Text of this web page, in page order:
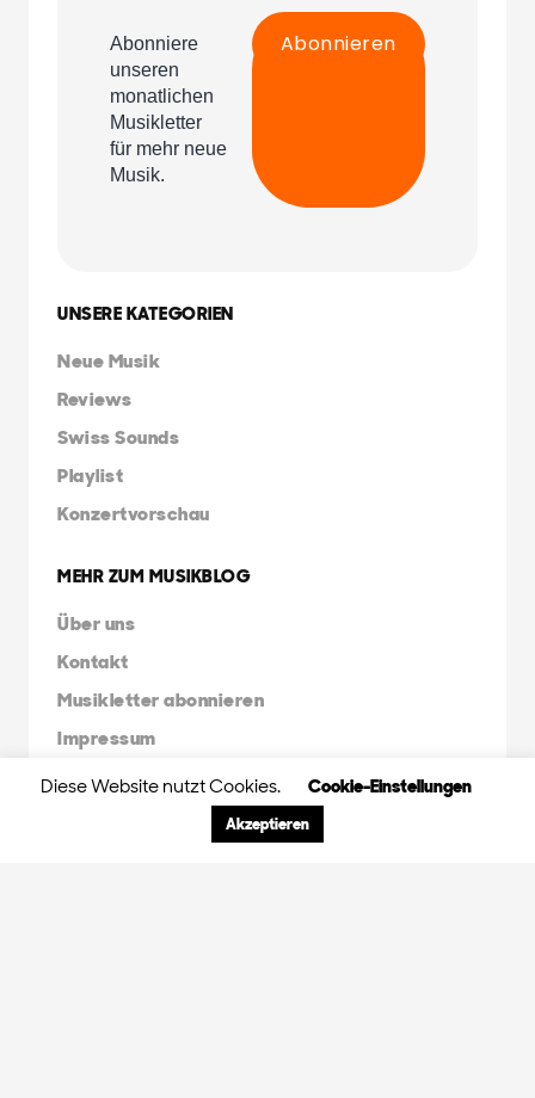
UNSERE KATEGORIEN
Neue Musik
Reviews
Swiss Sounds
Playlist
Konzertvorschau
MEHR ZUM MUSIKBLOG
Über uns
Kontakt
Musikletter abonnieren
Impressum
FRIENDS & FAMILY
Orange Peel Agency
Radio X Mainstream
Diese Website nutzt Cookies. Cookie-Einstellungen
Akzeptieren